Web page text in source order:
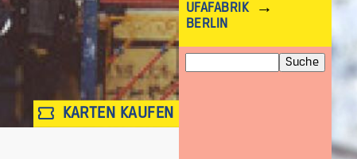
KARTEN KAUFEN
UFAFABRIK
BERLIN